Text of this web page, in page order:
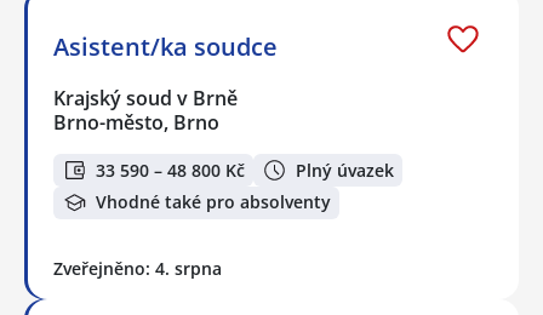
Asistent/ka soudce
Krajský soud v Brně
Brno-město, Brno
33 590 – 48 800 Kč
Plný úvazek
Vhodné také pro absolventy
Zveřejněno: 4. srpna